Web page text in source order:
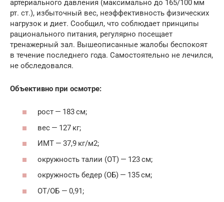
артериального давления (максимально до 165/100 мм
рт. ст.), избыточный вес, неэффективность физических
нагрузок и диет. Сообщил, что соблюдает принципы
рационального питания, регулярно посещает
тренажерный зал. Вышеописанные жалобы беспокоят
в течение последнего года. Самостоятельно не лечился,
не ­обследовался.
Объективно при ­осмотре:
рост — 183 ­см;
вес — 127 ­кг;
ИМТ — 37,9 кг/м2;
окружность талии (ОТ) — 123 ­см;
окружность бедер (ОБ) — 135 ­см;
ОТ/ОБ — 0,91;